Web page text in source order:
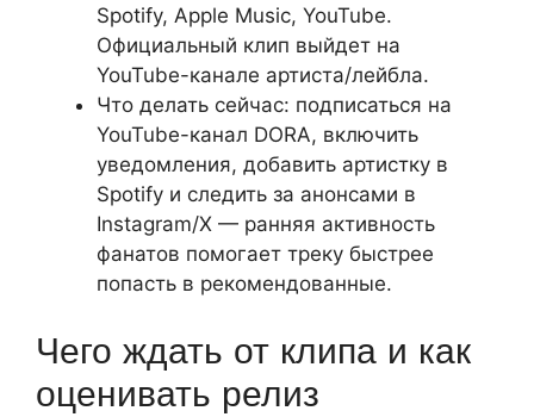
Spotify, Apple Music, YouTube.
Официальный клип выйдет на
YouTube-канале артиста/лейбла.
Что делать сейчас: подписаться на
YouTube-канал DORA, включить
уведомления, добавить артистку в
Spotify и следить за анонсами в
Instagram/X — ранняя активность
фанатов помогает треку быстрее
попасть в рекомендованные.
Чего ждать от клипа и как
оценивать релиз